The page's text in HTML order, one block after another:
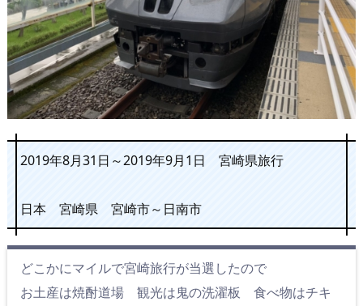
2019年8月31日～2019年9月1日 宮崎県旅行
日本 宮崎県 宮崎市～日南市
どこかにマイルで宮崎旅行が当選したので
お土産は焼酎道場 観光は鬼の洗濯板 食べ物はチキ